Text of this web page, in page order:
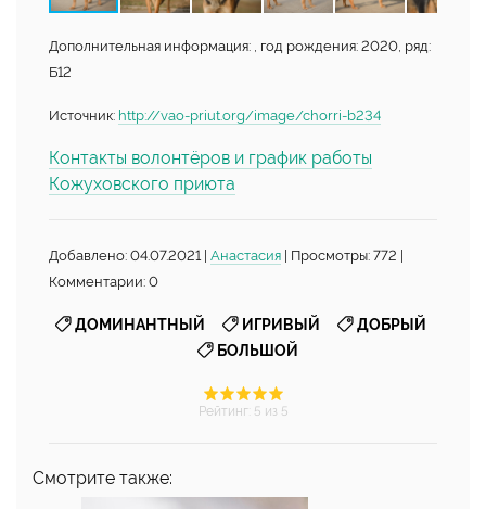
Дополнительная информация: , год рождения: 2020, ряд:
Б12
Источник: http://vao-priut.org/image/chorri-b234
Контакты волонтёров и график работы
Кожуховского приюта
Добавлено: 04.07.2021 | Анастасия | Просмотры: 772 |
Комментарии: 0
ДОМИНАНТНЫЙ ИГРИВЫЙ ДОБРЫЙ
БОЛЬШОЙ
Рейтинг: 5 из 5
Смотрите также: